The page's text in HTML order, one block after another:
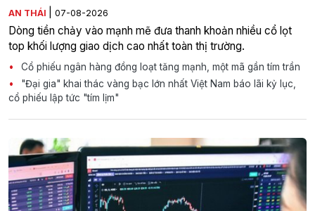
AN THÁI 07-08-2026
Dòng tiền chảy vào mạnh mẽ đưa thanh khoản nhiều cổ lọt
top khối lượng giao dịch cao nhất toàn thị trường.
Cổ phiếu ngân hàng đồng loạt tăng mạnh, một mã gần tím trần
"Đại gia" khai thác vàng bạc lớn nhất Việt Nam báo lãi kỷ lục,
cổ phiếu lập tức "tím lịm"